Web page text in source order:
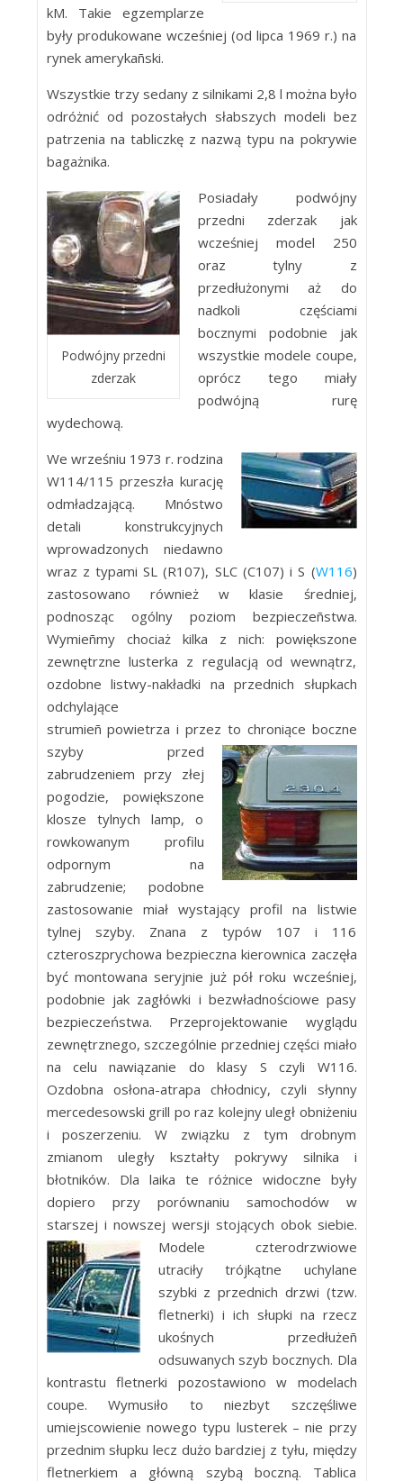
kM. Takie egzemplarze
były produkowane wcześniej (od lipca 1969 r.) na
rynek amerykañski.
Wszystkie trzy sedany z silnikami 2,8 l można było
odróżnić od pozostałych słabszych modeli bez
patrzenia na tabliczkę z nazwą typu na pokrywie
bagażnika.
Podwójny przedni
zderzak
Posiadały podwójny
przedni zderzak jak
wcześniej model 250
oraz tylny z
przedłużonymi aż do
nadkoli częściami
bocznymi podobnie jak
wszystkie modele coupe,
oprócz tego miały
podwójną rurę
wydechową.
We wrześniu 1973 r. rodzina
W114/115 przeszła kurację
odmładzającą. Mnóstwo
detali konstrukcyjnych
wprowadzonych niedawno
wraz z typami SL (R107), SLC (C107) i S (W116)
zastosowano również w klasie średniej,
podnosząc ogólny poziom bezpieczeñstwa.
Wymieñmy chociaż kilka z nich: powiększone
zewnętrzne lusterka z regulacją od wewnątrz,
ozdobne listwy-nakładki na przednich słupkach
odchylające
strumieñ powietrza i przez to chroniące boczne
szyby przed
zabrudzeniem przy złej
pogodzie, powiększone
klosze tylnych lamp, o
rowkowanym profilu
odpornym na
zabrudzenie; podobne
zastosowanie miał wystający profil na listwie
tylnej szyby. Znana z typów 107 i 116
czteroszprychowa bezpieczna kierownica zaczęła
być montowana seryjnie już pół roku wcześniej,
podobnie jak zagłówki i bezwładnościowe pasy
bezpieczeństwa. Przeprojektowanie wyglądu
zewnętrznego, szczególnie przedniej części miało
na celu nawiązanie do klasy S czyli W116.
Ozdobna osłona-atrapa chłodnicy, czyli słynny
mercedesowski grill po raz kolejny uległ obniżeniu
i poszerzeniu. W związku z tym drobnym
zmianom uległy kształty pokrywy silnika i
błotników. Dla laika te różnice widoczne były
dopiero przy porównaniu samochodów w
starszej i nowszej wersji stojących obok siebie.
Modele czterodrzwiowe
utraciły trójkątne uchylane
szybki z przednich drzwi (tzw.
fletnerki) i ich słupki na rzecz
ukośnych przedłużeñ
odsuwanych szyb bocznych. Dla
kontrastu fletnerki pozostawiono w modelach
coupe. Wymusiło to niezbyt szczęśliwe
umiejscowienie nowego typu lusterek – nie przy
przednim słupku lecz dużo bardziej z tyłu, między
fletnerkiem a główną szybą boczną. Tablica